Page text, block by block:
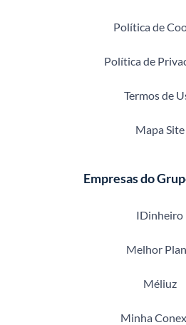
Política de
Política de
Termos de
Mapa Site
Empresas do
IDinheiro
Melhor
Méliuz
Minha